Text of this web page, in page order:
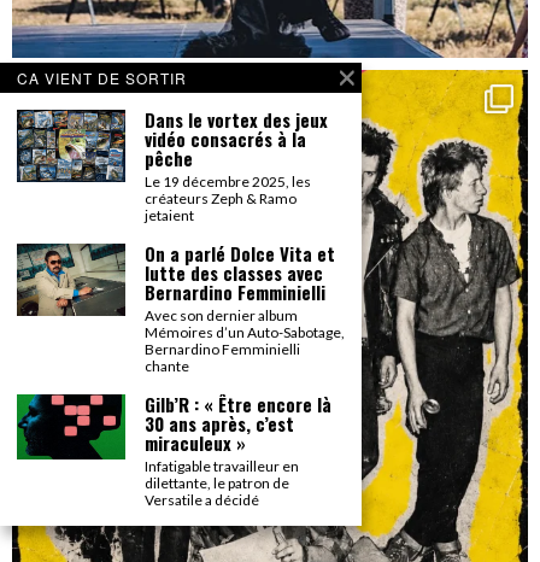
CA VIENT DE SORTIR
Dans le vortex des jeux
vidéo consacrés à la
pêche
Le 19 décembre 2025, les
créateurs Zeph & Ramo
jetaient
On a parlé Dolce Vita et
lutte des classes avec
Bernardino Femminielli
Avec son dernier album
Mémoires d’un Auto-Sabotage,
Bernardino Femminielli
chante
Gilb’R : « Être encore là
30 ans après, c’est
miraculeux »
Infatigable travailleur en
dilettante, le patron de
Versatile a décidé